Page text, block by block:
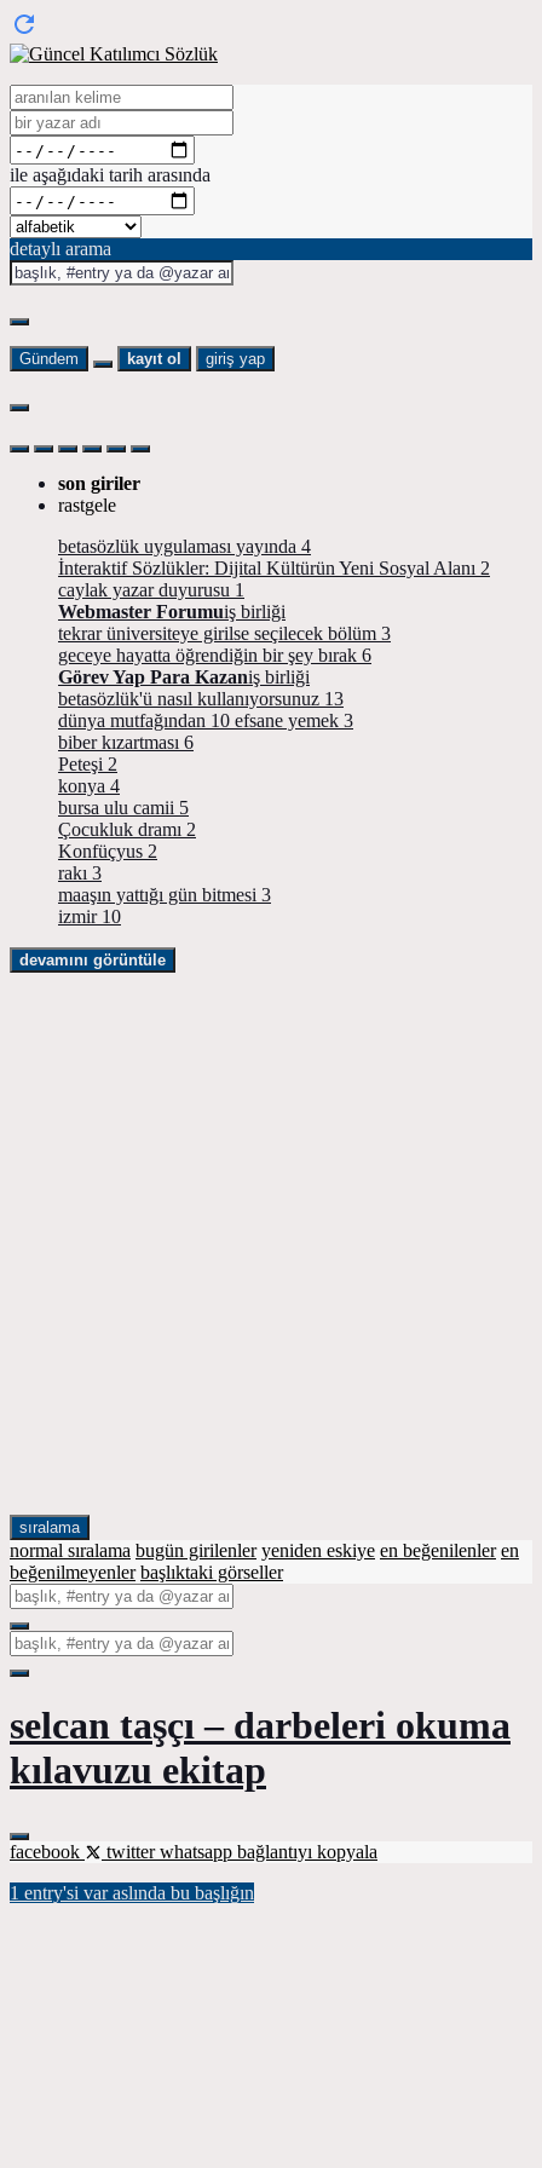
ile aşağıdaki tarih arasında
detaylı arama
Gündem kayıt ol giriş yap
son giriler
rastgele
betasözlük uygulaması yayında 4
İnteraktif Sözlükler: Dijital Kültürün Yeni Sosyal Alanı 2
caylak yazar duyurusu 1
Webmaster Forumuiş birliği
tekrar üniversiteye girilse seçilecek bölüm 3
geceye hayatta öğrendiğin bir şey bırak 6
Görev Yap Para Kazaniş birliği
betasözlük'ü nasıl kullanıyorsunuz 13
dünya mutfağından 10 efsane yemek 3
biber kızartması 6
Peteşi 2
konya 4
bursa ulu camii 5
Çocukluk dramı 2
Konfüçyus 2
rakı 3
maaşın yattığı gün bitmesi 3
izmir 10
devamını görüntüle
sıralama
normal sıralama bugün girilenler yeniden eskiye en beğenilenler en
beğenilmeyenler başlıktaki görseller
selcan taşçı – darbeleri okuma
kılavuzu ekitap
facebook twitterwhatsapp bağlantıyı kopyala
1 entry'si var aslında bu başlığın